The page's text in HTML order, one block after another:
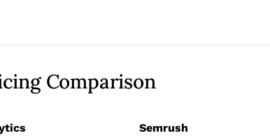
Comparison
Semrush